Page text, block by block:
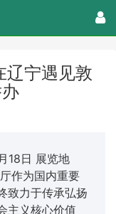
宁遇见敦
18日 展览地
作为国内重要
致力于传承弘扬
主义核心价值